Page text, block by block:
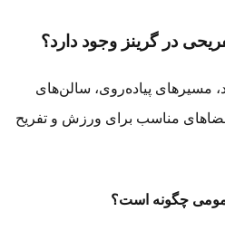
در گرینز وجود دارد؟
مسیرهای پیاده‌روی، سالن‌های
مناسب برای ورزش و تفریح
چگونه است؟